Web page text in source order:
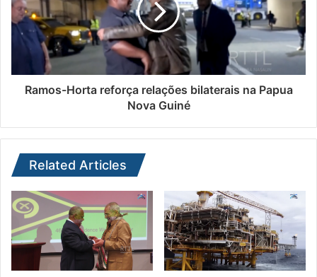
Ramos-Horta reforça relações bilaterais na Papua
Nova Guiné
Related Articles